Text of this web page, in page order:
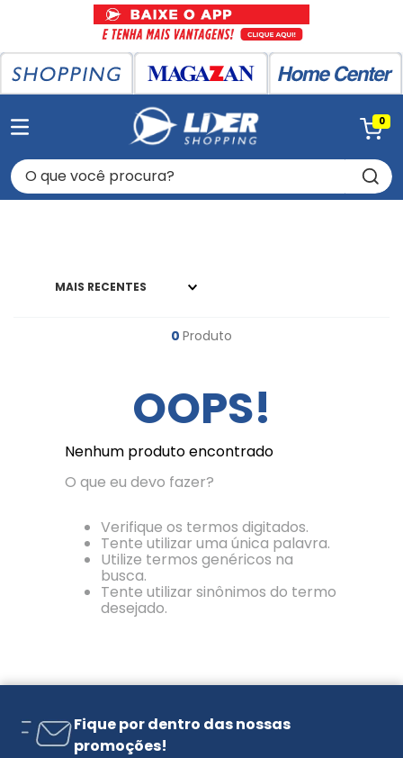
0
O que você procura?
MAIS RECENTES
0 Produto
OOPS!
Nenhum produto encontrado
O que eu devo fazer?
Verifique os termos digitados.
Tente utilizar uma única palavra.
Utilize termos genéricos na
busca.
Tente utilizar sinônimos do termo
desejado.
Fique por dentro das nossas
promoções!